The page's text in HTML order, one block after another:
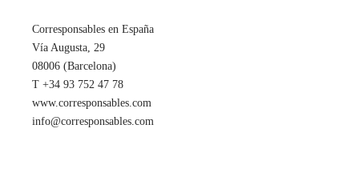
Corresponsables en España
Vía Augusta, 29
08006 (Barcelona)
T +34 93 752 47 78
www.corresponsables.com
info@corresponsables.com